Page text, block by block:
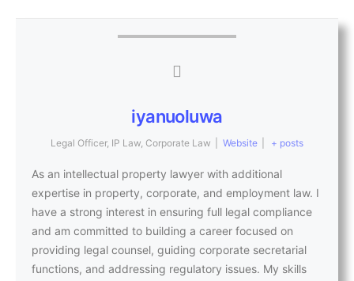
iyanuoluwa
Legal Officer, IP Law, Corporate Law Website + posts
As an intellectual property lawyer with additional
expertise in property, corporate, and employment law. I
have a strong interest in ensuring full legal compliance
and am committed to building a career focused on
providing legal counsel, guiding corporate secretarial
functions, and addressing regulatory issues. My skills